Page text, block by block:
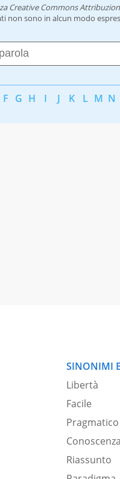
Creative Commons
non sono in alcun modo
F G H I J K L M N
SINONIMI
Libertà
Facile
Pragmatico
Conoscenza
Riassunto